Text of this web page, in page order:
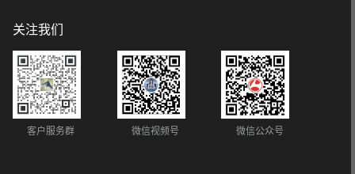
关注我们
客户服务群 微信视频号 微信公众号